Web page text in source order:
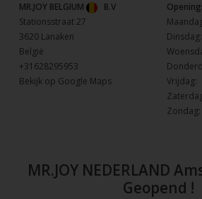
MR.JOY BELGIUM
B.V
Stationsstraat 27
3620 Lanaken
België
+31628295953
Bekijk op Google Maps
Dinsdag:
Vrijdag:
Zondag:
MR.JOY NEDERLAND
Geopend !